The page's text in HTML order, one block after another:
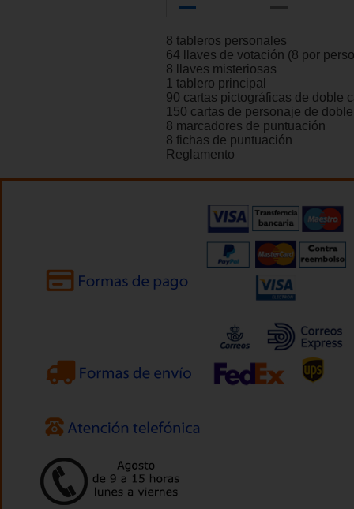
8 tableros personales
64 llaves de votación (8 por
8 llaves misteriosas
1 tablero principal
90 cartas pictográficas de doble
150 cartas de personaje de
8 marcadores de puntuación
8 fichas de puntuación
Reglamento